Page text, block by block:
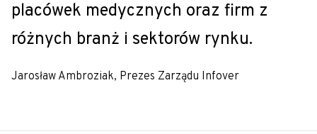
placówek medycznych oraz firm z
różnych branż i sektorów rynku.
Jarosław Ambroziak, Prezes Zarządu Infover